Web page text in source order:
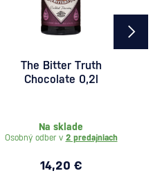
The Bitter Truth
Chocolate 0,2l
Na sklade
Osobný odber v 2 predajniach
14,20 €